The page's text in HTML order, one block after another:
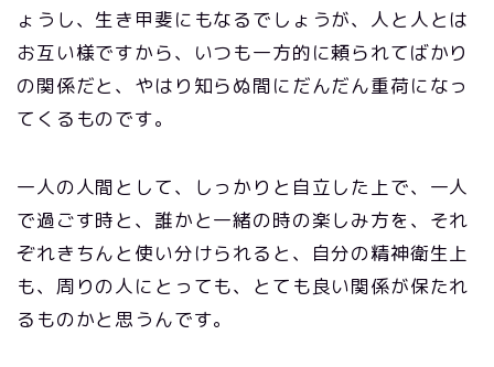
ょうし、生き甲斐にもなるでしょうが、人と人とは
お互い様ですから、いつも一方的に頼られてばかり
の関係だと、やはり知らぬ間にだんだん重荷になっ
てくるものです。
一人の人間として、しっかりと自立した上で、一人
で過ごす時と、誰かと一緒の時の楽しみ方を、それ
ぞれきちんと使い分けられると、自分の精神衛生上
も、周りの人にとっても、とても良い関係が保たれ
るものかと思うんです。